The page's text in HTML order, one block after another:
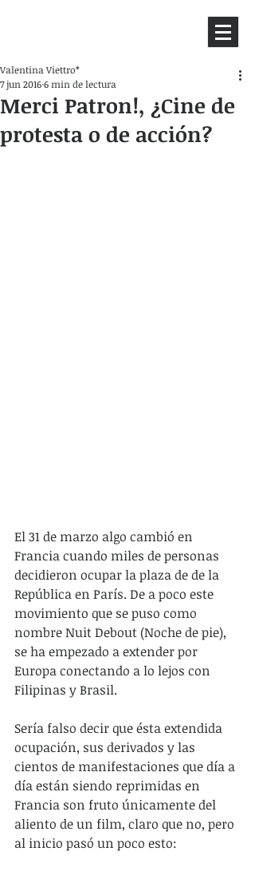
Merci Patron!, ¿Cine de
protesta o de acción?
Valentina Viettro*
7 jun 20166 min de lectura
El 31 de marzo algo cambió en
Francia cuando miles de personas
decidieron ocupar la plaza de de la
República en París. De a poco este
movimiento que se puso como
nombre Nuit Debout (Noche de pie),
se ha empezado a extender por
Europa conectando a lo lejos con
Filipinas y Brasil.
Sería falso decir que ésta extendida
ocupación, sus derivados y las
cientos de manifestaciones que día a
día están siendo reprimidas en
Francia son fruto únicamente del
aliento de un film, claro que no, pero
al inicio pasó un poco esto: